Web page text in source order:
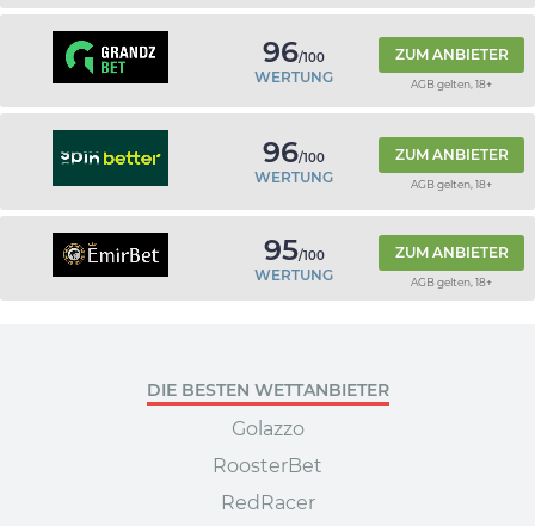
96/100
WERTUNG
ZUM ANBIETER
AGB gelten, 18+
96/100
WERTUNG
ZUM ANBIETER
AGB gelten, 18+
95/100
WERTUNG
ZUM ANBIETER
AGB gelten, 18+
DIE BESTEN WETTANBIETER
Golazzo
RoosterBet
RedRacer